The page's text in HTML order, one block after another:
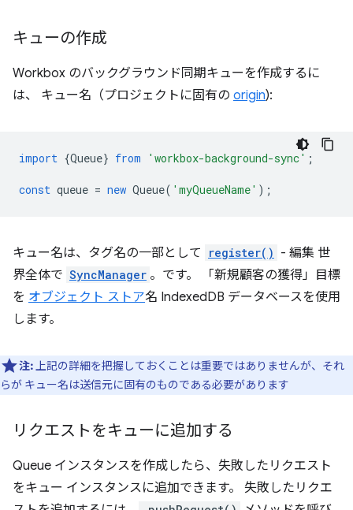
キューの作成
Workbox のバックグラウンド同期キューを作成するに
は、 キュー名（プロジェクトに固有の origin):
import {Queue} from 'workbox-background-sync' ;
const queue = new Queue( 'myQueueName' );
キュー名は、タグ名の一部として register() - 編集 世
界全体で SyncManager 。です。 「新規顧客の獲得」目標
を オブジェクト ストア名 IndexedDB データベースを使用
します。
注:上記の詳細を把握しておくことは重要ではありませんが、それ
らが キュー名は送信元に固有のものである必要があります
リクエストをキューに追加する
Queue インスタンスを作成したら、失敗したリクエスト
をキュー インスタンスに追加できます。 失敗したリクエ